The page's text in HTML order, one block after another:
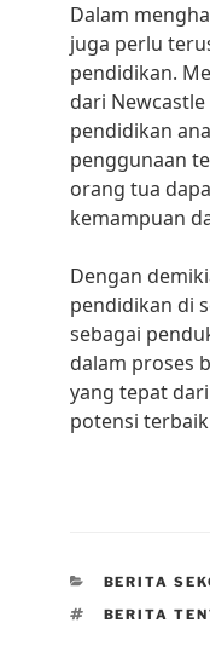
Dalam
juga perlu
pendidikan.
dari
pendidikan
penggunaan
orang tua
kemampuan
Dengan
pendidikan di
sebagai
dalam proses
yang tepat
potensi
BERITA
TAGS
BERITA